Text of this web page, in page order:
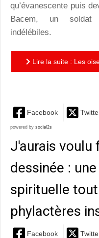
qu’évanescente puis
Bacem, un soldat
indélébiles.
Lire la suite : Les
Facebook
powered by social2s
J'aurais voulu
dessinée :
spirituelle
phylactères
Facebook